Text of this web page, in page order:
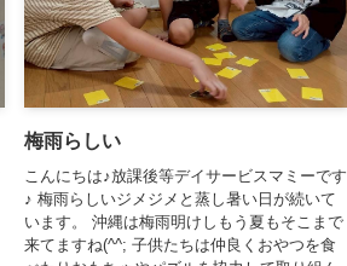
梅雨らしい
こんにちは♪放課後等デイサービスマミーです
♪ 梅雨らしいジメジメと蒸し暑い日が続いて
います。 沖縄は梅雨明けしもう夏もそこまで
来てますね(^^; 子供たちは仲良くおやつを食